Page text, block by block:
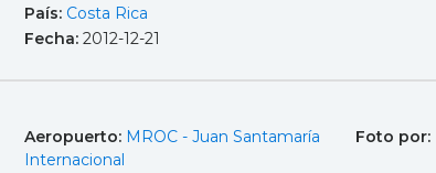
País: Costa Rica
Fecha: 2012-12-21
Aeropuerto: MROC - Juan Santamaría
Internacional
Foto por: